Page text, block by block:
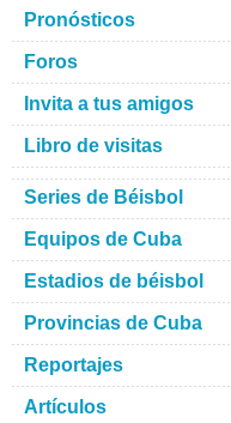
Pronósticos
Foros
Invita a tus amigos
Libro de visitas
Series de Béisbol
Equipos de Cuba
Estadios de béisbol
Provincias de Cuba
Reportajes
Artículos